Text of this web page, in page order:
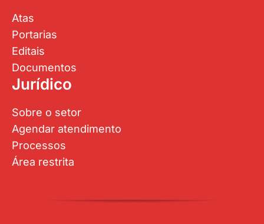
Atas
Portarias
Editais
Documentos
Jurídico
Sobre o setor
Agendar atendimento
Processos
Área restrita